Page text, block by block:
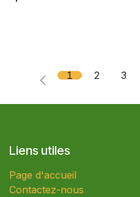
1 2 3
Liens utiles
Page d'accueil
Contactez-nous